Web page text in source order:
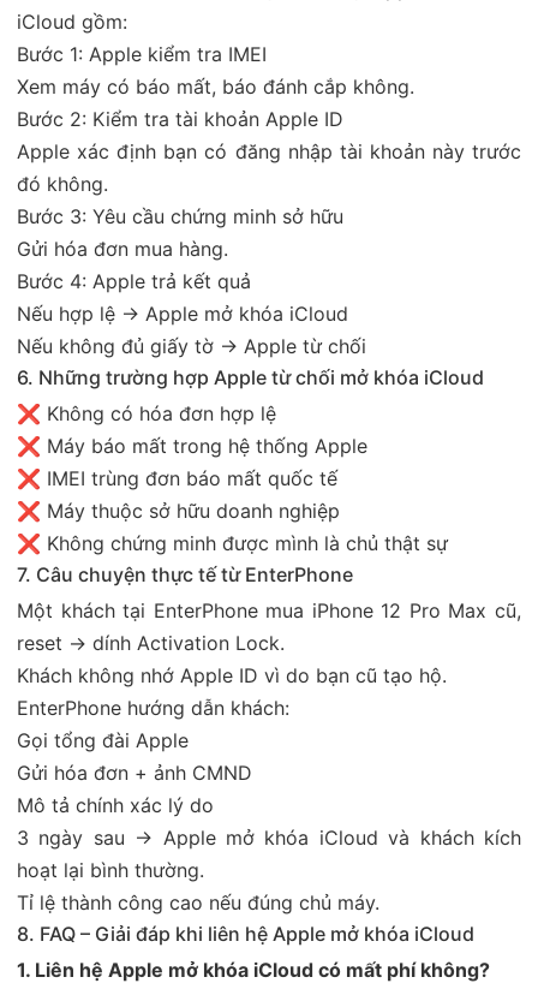
iCloud gồm:
Bước 1: Apple kiểm tra IMEI
Xem máy có báo mất, báo đánh cắp không.
Bước 2: Kiểm tra tài khoản Apple ID
Apple xác định bạn có đăng nhập tài khoản này trước
đó không.
Bước 3: Yêu cầu chứng minh sở hữu
Gửi hóa đơn mua hàng.
Bước 4: Apple trả kết quả
Nếu hợp lệ → Apple mở khóa iCloud
Nếu không đủ giấy tờ → Apple từ chối
6. Những trường hợp Apple từ chối mở khóa iCloud
❌ Không có hóa đơn hợp lệ
❌ Máy báo mất trong hệ thống Apple
❌ IMEI trùng đơn báo mất quốc tế
❌ Máy thuộc sở hữu doanh nghiệp
❌ Không chứng minh được mình là chủ thật sự
7. Câu chuyện thực tế từ EnterPhone
Một khách tại EnterPhone mua iPhone 12 Pro Max cũ,
reset → dính Activation Lock.
Khách không nhớ Apple ID vì do bạn cũ tạo hộ.
EnterPhone hướng dẫn khách:
Gọi tổng đài Apple
Gửi hóa đơn + ảnh CMND
Mô tả chính xác lý do
3 ngày sau → Apple mở khóa iCloud và khách kích
hoạt lại bình thường.
Tỉ lệ thành công cao nếu đúng chủ máy.
8. FAQ – Giải đáp khi liên hệ Apple mở khóa iCloud
1. Liên hệ Apple mở khóa iCloud có mất phí không?